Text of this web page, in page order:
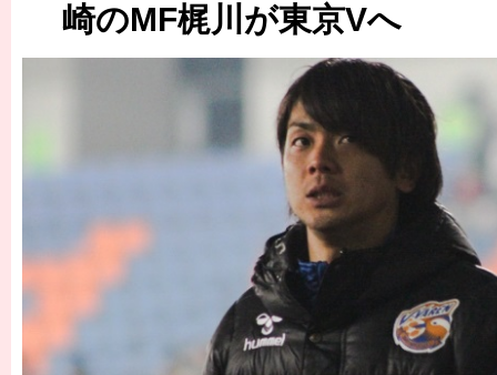
［3222号］史上最大のW杯開幕 注目は「個」
崎のMF梶川が東京Vへ